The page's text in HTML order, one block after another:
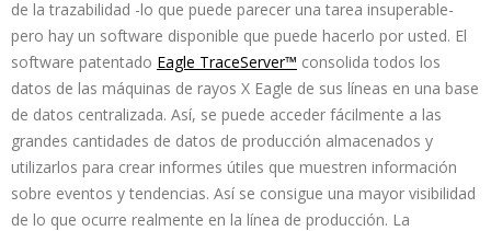
de la trazabilidad -lo que puede parecer una tarea insuperable-
pero hay un software disponible que puede hacerlo por usted. El
software patentado Eagle TraceServer™ consolida todos los
datos de las máquinas de rayos X Eagle de sus líneas en una base
de datos centralizada. Así, se puede acceder fácilmente a las
grandes cantidades de datos de producción almacenados y
utilizarlos para crear informes útiles que muestren información
sobre eventos y tendencias. Así se consigue una mayor visibilidad
de lo que ocurre realmente en la línea de producción. La